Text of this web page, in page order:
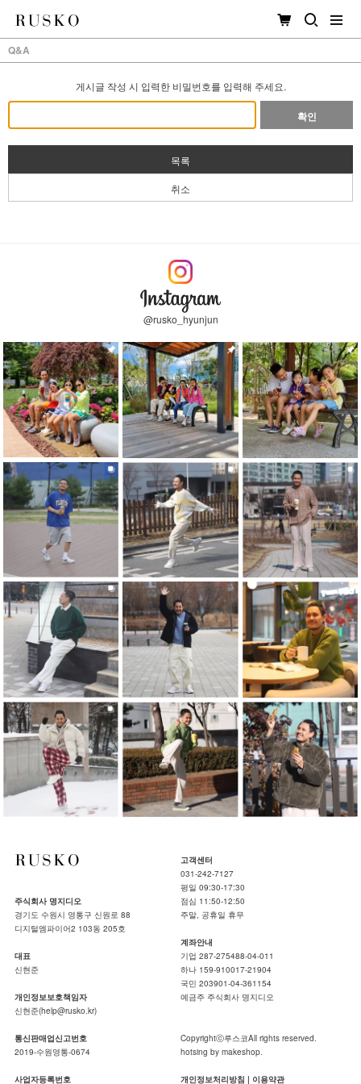
Q&A
게시글 작성 시 입력한 비밀번호를 입력해 주세요.
확인
목록
취소
@rusko_hyunjun
주식회사 명지디오
경기도 수원시 영통구 신원로 88
디지털엠파이어2 103동 205호
대표
신현준
개인정보보호책임자
신현준(help@rusko.kr)
통신판매업신고번호
2019-수원영통-0674
사업자등록번호
고객센터
031-242-7127
평일 09:30-17:30
점심 11:50-12:50
주말, 공휴일 휴무
계좌안내
기업 287-275488-04-011
하나 159-910017-21904
국민 203901-04-361154
예금주 주식회사 명지디오
Copyrightⓒ루스코All rights reserved.
hotsing by makeshop.
개인정보처리방침 | 이용약관